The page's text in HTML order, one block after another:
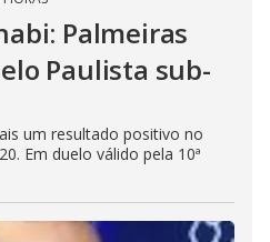
Palmeiras
Paulista sub-
um resultado positivo no
Em duelo válido pela 10ª